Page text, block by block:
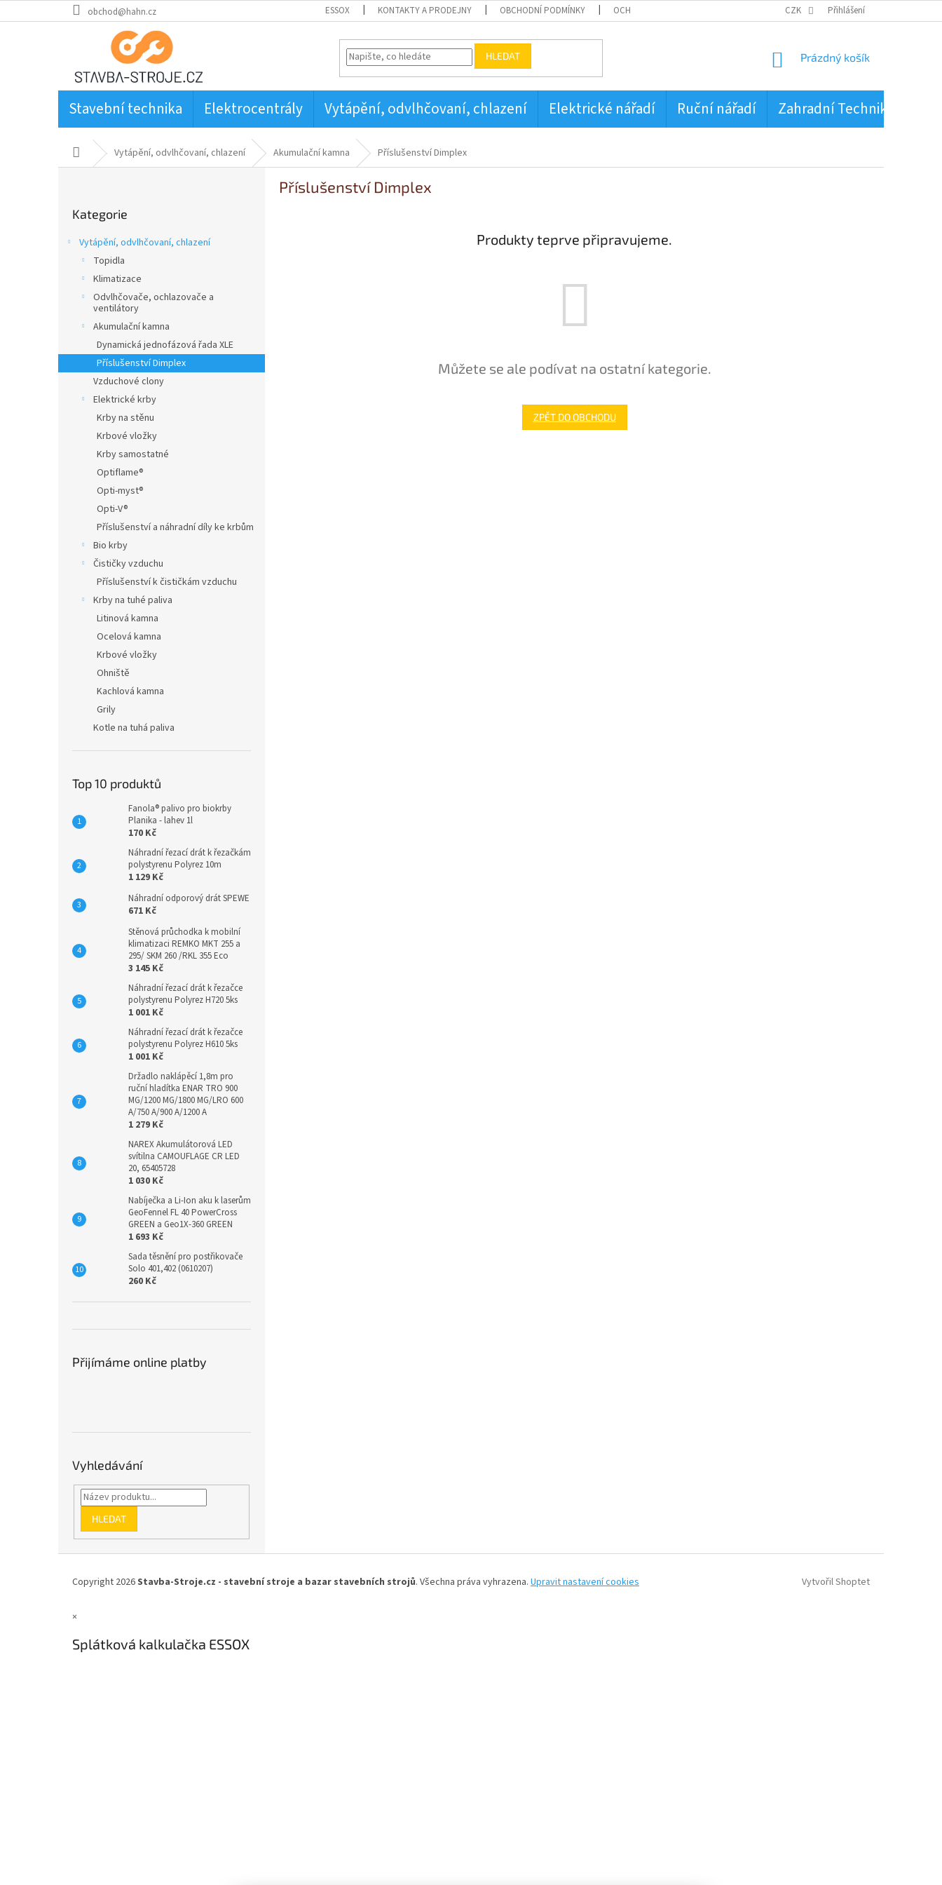
na
obchod@hahn.cz ESSOX KONTAKTY A PRODEJNY OBCHODNÍ PODMÍNKY OCHRANA OSOBNÍCH ÚDAJŮ CZK Přihlášení
HLEDAT
NÁKUPNÍ
Prázdný košík
Stavební technika Elektrocentrály Vytápění, odvlhčovaní, chlazení Elektrické nářadí Ruční nářadí Zahradní Technika
Domů Vytápění, odvlhčovaní, chlazení Akumulační kamna Příslušenství Dimplex
e
l
kategorie
Kategorie
Vytápění, odvlhčovaní, chlazení
Topidla
Klimatizace
Odvlhčovače, ochlazovače a
ventilátory
Akumulační kamna
Dynamická jednofázová řada XLE
Příslušenství Dimplex
Vzduchové clony
Elektrické krby
Krby na stěnu
Krbové vložky
Krby samostatné
Optiflame®
Opti-myst®
Opti-V®
Příslušenství a náhradní díly ke krbům
Bio krby
Čističky vzduchu
Příslušenství k čističkám vzduchu
Krby na tuhé paliva
Litinová kamna
Ocelová kamna
Krbové vložky
Ohniště
Kachlová kamna
Grily
Kotle na tuhá paliva
Top 10 produktů
Fanola® palivo pro biokrby
Planika - lahev 1l
170 Kč
Náhradní řezací drát k řezačkám
polystyrenu Polyrez 10m
1 129 Kč
Náhradní odporový drát SPEWE
671 Kč
Stěnová průchodka k mobilní
klimatizaci REMKO MKT 255 a
295/ SKM 260 /RKL 355 Eco
3 145 Kč
Náhradní řezací drát k řezačce
polystyrenu Polyrez H720 5ks
1 001 Kč
Náhradní řezací drát k řezačce
polystyrenu Polyrez H610 5ks
1 001 Kč
Držadlo naklápěcí 1,8m pro
ruční hladítka ENAR TRO 900
MG/1200 MG/1800 MG/LRO 600
A/750 A/900 A/1200 A
1 279 Kč
NAREX Akumulátorová LED
svítilna CAMOUFLAGE CR LED
20, 65405728
1 030 Kč
Nabíječka a Li-Ion aku k laserům
GeoFennel FL 40 PowerCross
GREEN a Geo1X-360 GREEN
1 693 Kč
Sada těsnění pro postřikovače
Solo 401,402 (0610207)
260 Kč
Přijímáme online platby
Vyhledávání
HLEDAT
Příslušenství Dimplex
Produkty teprve připravujeme.
Můžete se ale podívat na ostatní kategorie.
ZPĚT DO OBCHODU
Vytvořil Shoptet
Copyright 2026Stavba-Stroje.cz - stavební stroje a bazar stavebních strojů. Všechna práva vyhrazena. Upravit nastavení cookies
×
Splátková kalkulačka ESSOX